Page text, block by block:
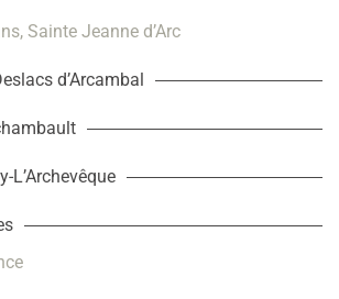
Sainte Jeanne d’Arc
d’Arcambal
L’Archevêque